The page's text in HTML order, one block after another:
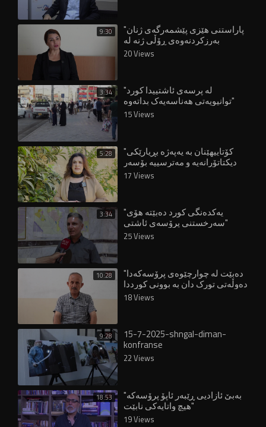
9:30 "پاراستنی هێزی پێشمەرگەی ژنان
بەرزکردنەوەی ڕۆڵی ژنە لە
دامەزراوە ئەمنییەکاندا" 20 Views
3:34 "لە پرسەی ئاشتییدا کورد
توانیویەتی هەناسەیەک بداتەوە"
15 Views
5:28 "کۆتاییهێنان بە یەپەژە بڕیارێکی
دیکتاتۆرانەیە و مەترسییە بۆسەر
17 Views
3:34 "یەکدەنگی کورد دەبێتە هۆی
سەرخستنی پرۆسەی ئاشتی"
25 Views
10:28 "دەبێت لە چوارچێوەی پرۆسەکەدا
دەوڵەتی تورک دان بە بوونی کورددا
بنێت"
18 Views
9:28 15-7-2025-shngal-diman-
konfranse
22 Views
18:53 "بەبێ ئازادیی ڕێبەر ئاپۆ پرۆسەکە
هیچ واتایەکی نابێت"
19 Views